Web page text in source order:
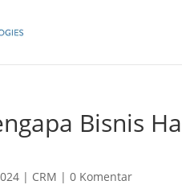
Bisnis
| CRM |0 Komentar